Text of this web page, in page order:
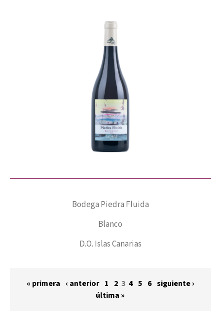
Bodega Piedra Fluida
Blanco
D.O. Islas Canarias
Páginas
« primera ‹ anterior 1 2 3 4 5 6 siguiente ›
última »